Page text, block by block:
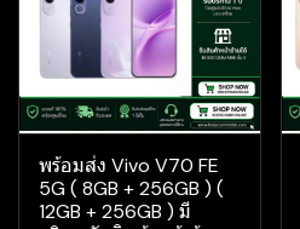
พร้อมส่ง Vivo V70 FE
5G ( 8GB + 256GB ) (
12GB + 256GB ) มี